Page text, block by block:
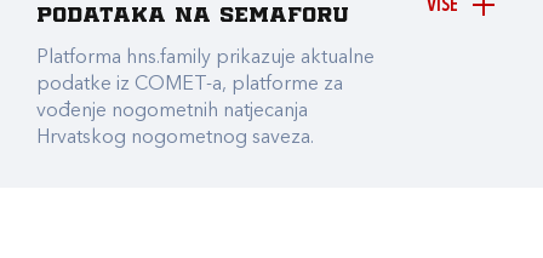
VIŠE
podataka na Semaforu
Platforma hns.family prikazuje aktualne
podatke iz COMET-a, platforme za
vođenje nogometnih natjecanja
Hrvatskog nogometnog saveza.